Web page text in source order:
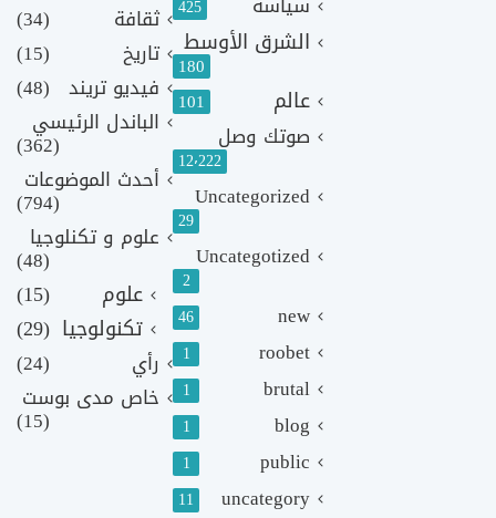
425
الشرق الأوسط
180
عالم 101
صوتك وصل
12٬222
Uncategorized
29
Uncategotized
2
new
46
roobet
1
brutal
1
blog
1
public
1
uncategory
11
ثقافة
(34)
تاريخ
(15)
فيديو تريند (48)
الباندل الرئيسي
(362)
أحدث الموضوعات
(794)
علوم و تكنلوجيا
(48)
علوم
(15)
تكنولوجيا (29)
رأي
(24)
خاص مدى بوست
(15)